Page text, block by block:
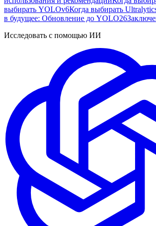
выбирать YOLOv6Когда выбирать
в будущее: Обновление до YOLO26
Исследовать с помощью ИИ